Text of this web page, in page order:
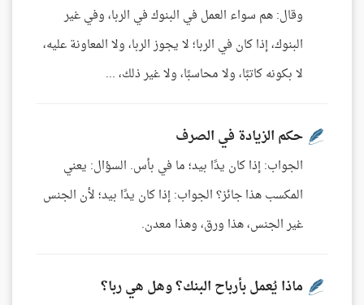
وقال: هم سواء العمل في البنوك في الربا، وفي غير
البنوك، إذا كان في الربا؛ لا يجوز الربا، ولا المعاونة عليه،
لا بكونه كاتبًا، ولا محاسبًا، ولا غير ذلك، ...
حكم الزيادة في الصرف
الجواب: إذا كان يدًا بيد؛ ما في بأس. السؤال: يعني
المكسب هذا جائز؟ الجواب: إذا كان يدًا بيد؛ لأن الجنس
غير الجنس، هذا ورق، وهذا معدن.
ماذا يُعمل بأرباح البنك؟ وهل هي ربا؟